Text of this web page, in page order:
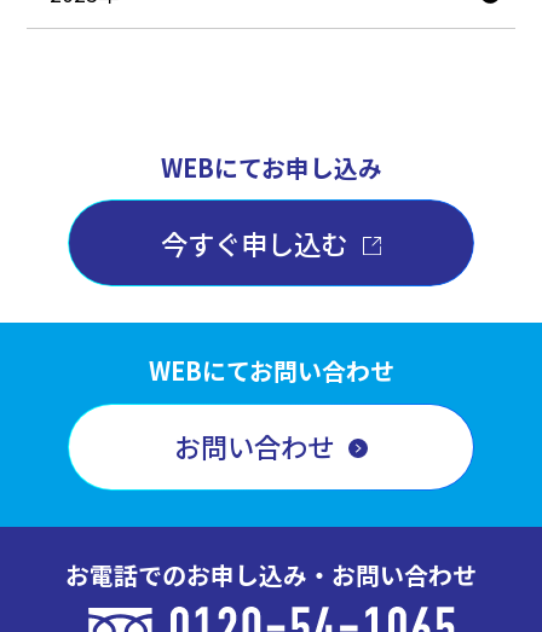
WEBにてお申し込み
今すぐ申し込む
WEBにてお問い合わせ
お問い合わせ
お電話でのお申し込み・お問い合わせ